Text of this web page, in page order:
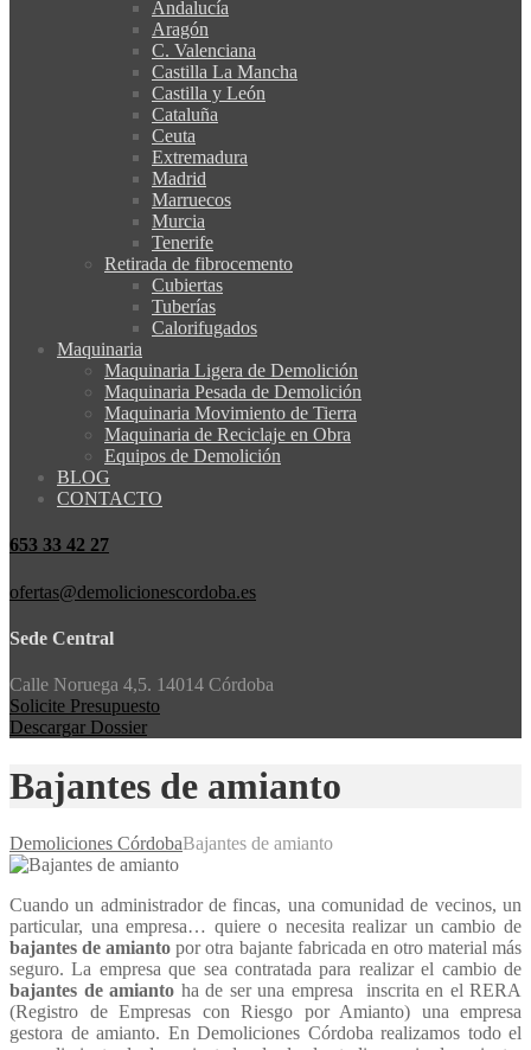
Andalucía
Aragón
C. Valenciana
Castilla La Mancha
Castilla y León
Cataluña
Ceuta
Extremadura
Madrid
Marruecos
Murcia
Tenerife
Retirada de fibrocemento
Cubiertas
Tuberías
Calorifugados
Maquinaria
Maquinaria Ligera de Demolición
Maquinaria Pesada de Demolición
Maquinaria Movimiento de Tierra
Maquinaria de Reciclaje en Obra
Equipos de Demolición
BLOG
CONTACTO
653 33 42 27
ofertas@demolicionescordoba.es
Sede Central
Calle Noruega 4,5. 14014 Córdoba
Solicite Presupuesto
Descargar Dossier
Bajantes de amianto
Demoliciones CórdobaBajantes de amianto
Cuando un administrador de fincas, una comunidad de vecinos, un
particular, una empresa… quiere o necesita realizar un cambio de
bajantes de amianto por otra bajante fabricada en otro material más
seguro. La empresa que sea contratada para realizar el cambio de
bajantes de amianto ha de ser una empresa inscrita en el RERA
(Registro de Empresas con Riesgo por Amianto) una empresa
gestora de amianto. En Demoliciones Córdoba realizamos todo el